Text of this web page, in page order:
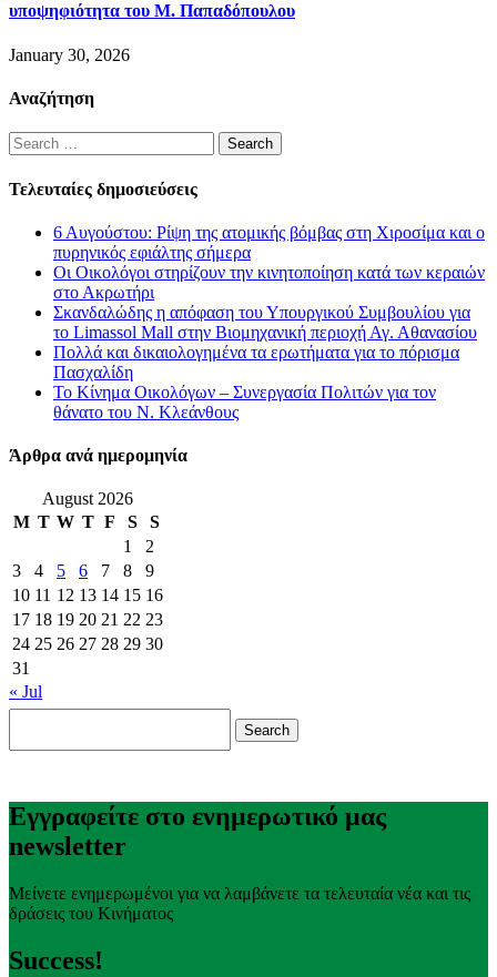
υποψηφιότητα του Μ. Παπαδόπουλου
January 30, 2026
Αναζήτηση
Search
for:
Τελευταίες δημοσιεύσεις
6 Αυγούστου: Ρίψη της ατομικής βόμβας στη Χιροσίμα και ο
πυρηνικός εφιάλτης σήμερα
Οι Οικολόγοι στηρίζουν την κινητοποίηση κατά των κεραιών
στο Ακρωτήρι
Σκανδαλώδης η απόφαση του Υπουργικού Συμβουλίου για
το Limassol Mall στην Βιομηχανική περιοχή Αγ. Αθανασίου
Πολλά και δικαιολογημένα τα ερωτήματα για το πόρισμα
Πασχαλίδη
Το Κίνημα Οικολόγων – Συνεργασία Πολιτών για τον
θάνατο του Ν. Κλεάνθους
Άρθρα ανά ημερομηνία
August 2026
M T W T F S
S
1
2
3
4 5 6 7 8
9
10 11 12 13 14 15 16
17 18 19 20 21 22 23
24 25 26 27 28 29 30
31
« Jul
Εγγραφείτε στο ενημερωτικό μας
newsletter
Μείνετε ενημερωμένοι για να λαμβάνετε τα τελευταία νέα και τις
δράσεις του Κινήματος
Success!